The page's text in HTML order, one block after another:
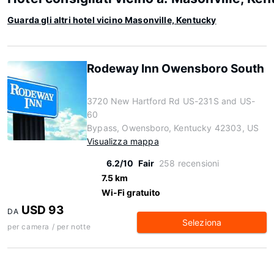
Guarda gli altri hotel vicino Masonville, Kentucky
Rodeway Inn Owensboro South
3720 New Hartford Rd US-231S and US-
60
Bypass, Owensboro, Kentucky 42303, US
Visualizza mappa
6.2/10 Fair 258 recensioni
7.5 km
Wi-Fi gratuito
DA USD 93
per camera / per notte Seleziona